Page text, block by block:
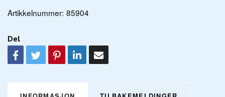
Artikkelnummer: 85904
Del